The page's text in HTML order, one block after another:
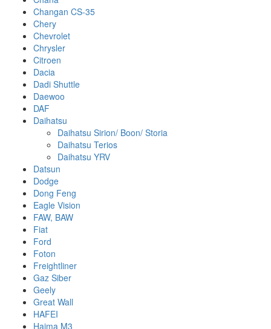
Changan CS-35
Chery
Chevrolet
Chrysler
Citroen
Dacia
Dadi Shuttle
Daewoo
DAF
Daihatsu
Daihatsu Sirion/ Boon/ Storia
Daihatsu Terios
Daihatsu YRV
Datsun
Dodge
Dong Feng
Eagle Vision
FAW, BAW
Fiat
Ford
Foton
Freightliner
Gaz Siber
Geely
Great Wall
HAFEI
Haima M3